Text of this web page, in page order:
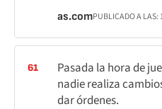
as.comPUBLICADO A LAS:
61
Pasada la hora de
nadie realiza
dar órdenes.